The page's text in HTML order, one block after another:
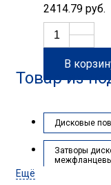
2414.79 руб.
В
Товар из
Дисковые
Затворы
Ещё